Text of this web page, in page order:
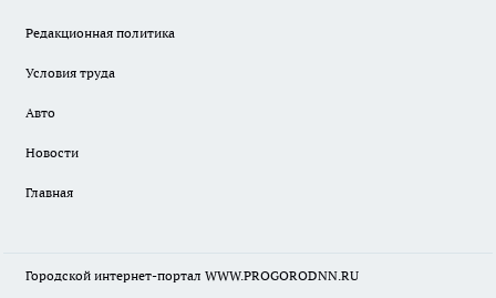
Редакционная политика
Условия труда
Авто
Новости
Главная
Городской интернет-портал WWW.PROGORODNN.RU